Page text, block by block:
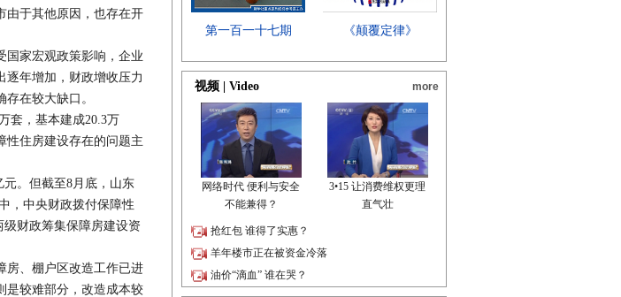
由于其他原因，也存在开
家宏观政策影响，企业
逐年增加，财政增收压力
在较大缺口。
套，基本建成20.3万
性住房建设存在的问题主
。但截至8月底，山东
，中央财政拨付保障性
财政筹集保障房建设资
、棚户区改造工作已进
是较难部分，改造成本较